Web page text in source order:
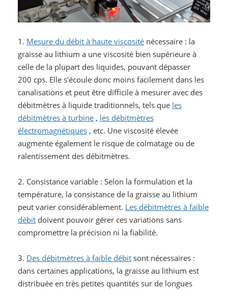
1. Mesure du débit à haute viscositénécessaire : la
graisse au lithium a une viscosité bien supérieure à
celle de la plupart des liquides, pouvant dépasser
200 cps. Elle s'écoule donc moins facilement dans les
canalisations et peut être difficile à mesurer avec des
débitmètres à liquide traditionnels, tels que les
débitmètres à turbine, les débitmètres
électromagnétiques, etc. Une viscosité élevée
augmente également le risque de colmatage ou de
ralentissement des débitmètres.
2. Consistance variable : Selon la formulation et la
température, la consistance de la graisse au lithium
peut varier considérablement. Les débitmètres à faible
débitdoivent pouvoir gérer ces variations sans
compromettre la précision ni la fiabilité.
3. Des débitmètres à faible débitsont nécessaires :
dans certaines applications, la graisse au lithium est
distribuée en très petites quantités sur de longues